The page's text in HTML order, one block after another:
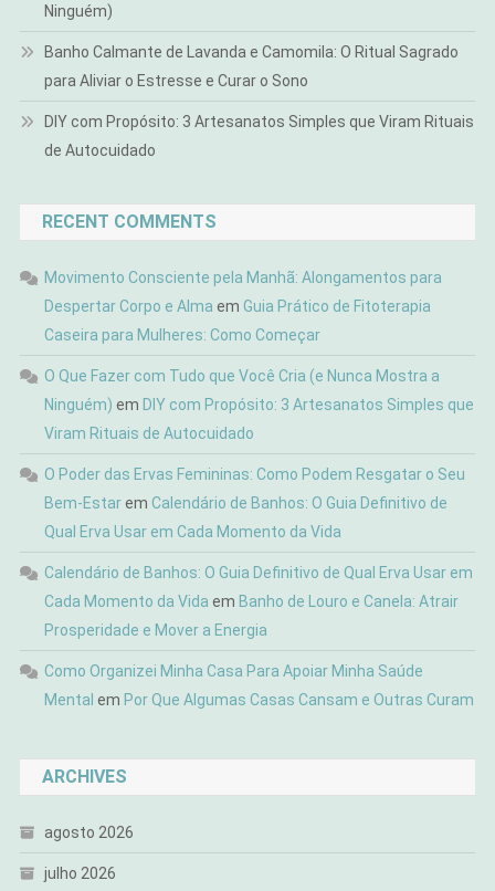
Ninguém)
Banho Calmante de Lavanda e Camomila: O Ritual Sagrado
para Aliviar o Estresse e Curar o Sono
DIY com Propósito: 3 Artesanatos Simples que Viram Rituais
de Autocuidado
RECENT COMMENTS
Movimento Consciente pela Manhã: Alongamentos para
Despertar Corpo e Alma em Guia Prático de Fitoterapia
Caseira para Mulheres: Como Começar
O Que Fazer com Tudo que Você Cria (e Nunca Mostra a
Ninguém) em DIY com Propósito: 3 Artesanatos Simples que
Viram Rituais de Autocuidado
O Poder das Ervas Femininas: Como Podem Resgatar o Seu
Bem-Estarem Calendário de Banhos: O Guia Definitivo de
Qual Erva Usar em Cada Momento da Vida
Calendário de Banhos: O Guia Definitivo de Qual Erva Usar em
Cada Momento da Vida em Banho de Louro e Canela: Atrair
Prosperidade e Mover a Energia
Como Organizei Minha Casa Para Apoiar Minha Saúde
Mental em Por Que Algumas Casas Cansam e Outras Curam
ARCHIVES
agosto 2026
julho 2026